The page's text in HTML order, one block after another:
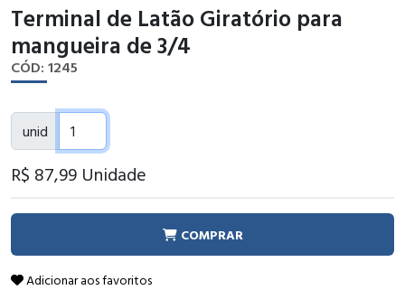
Terminal de Latão Giratório para
mangueira de 3/4
CÓD: 1245
unid
R$ 87,99 Unidade
COMPRAR
Adicionar aos favoritos